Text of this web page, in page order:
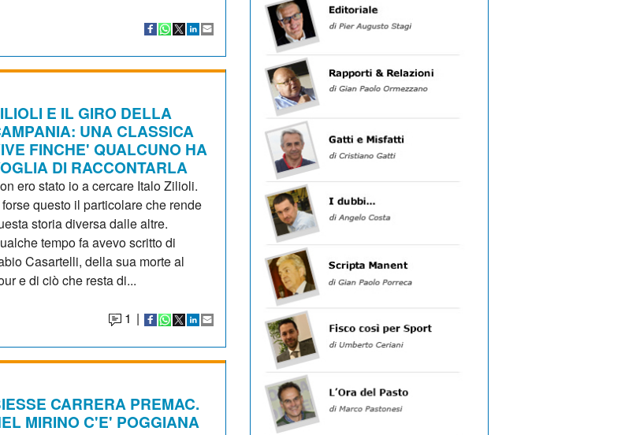
E IL GIRO DELLA
UNA CLASSICA
FINCHE' QUALCUNO HA
DI RACCONTARLA
ero stato io a cercare Italo Zilioli.
forse questo il particolare che rende
storia diversa dalle altre.
tempo fa avevo scritto di
Casartelli, della sua morte al
e di ciò che resta di...
1 |
CARRERA PREMAC.
MIRINO C'E' POGGIANA